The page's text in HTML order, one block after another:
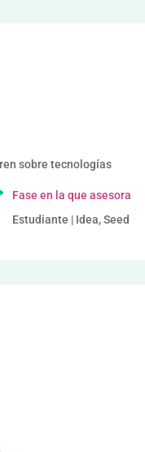
sobre tecnologías
Fase en la que asesora
Estudiante | Idea, Seed